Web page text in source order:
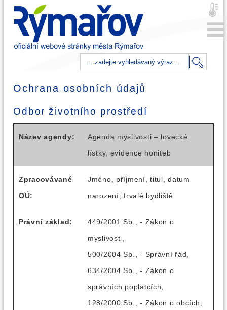
Ochrana osobních údajů
Odbor životního prostředí
Název agendy:
Agenda myslivosti – lovecké
lístky, evidence honiteb
Zpracovávané
OÚ:
Jméno, příjmení, titul, datum
narození, trvalé bydliště
Právní základ:
449/2001 Sb., - Zákon o
myslivosti,
500/2004 Sb., - Správní řád,
634/2004 Sb., - Zákon o
správních poplatcích,
128/2000 Sb., - Zákon o obcích,